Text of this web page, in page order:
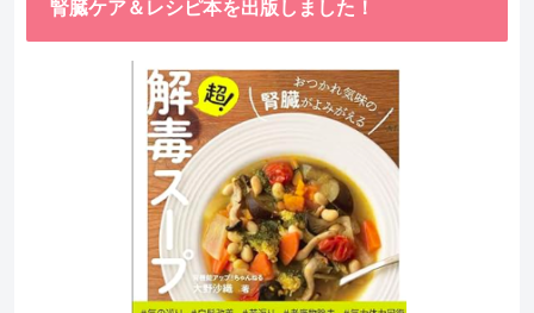
腎臓ケア＆レシピ本を出版しました！